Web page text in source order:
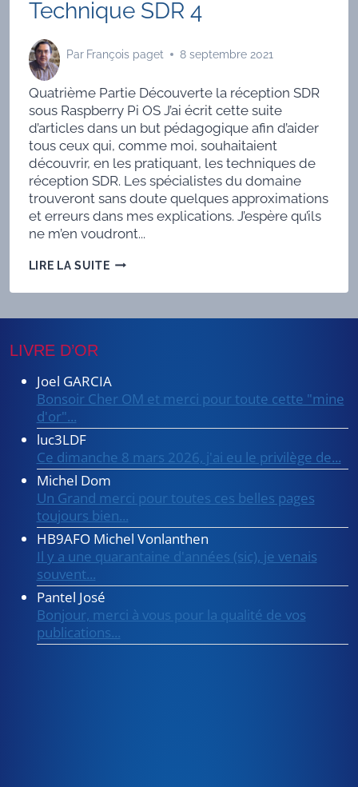
Technique SDR 4
Par François paget 8 septembre 2021
Quatrième Partie Découverte la réception SDR
sous Raspberry Pi OS J’ai écrit cette suite
d’articles dans un but pédagogique afin d’aider
tous ceux qui, comme moi, souhaitaient
découvrir, en les pratiquant, les techniques de
réception SDR. Les spécialistes du domaine
trouveront sans doute quelques approximations
et erreurs dans mes explications. J’espère qu’ils
ne m’en voudront...
LIRE LA SUITETECHNIQUE
4
LIVRE D’OR
Joel GARCIA
Bonsoir Cher OM et merci pour toute cette "mine
d'or"...
luc3LDF
Ce dimanche 8 mars 2026, j'ai eu le privilège de...
Michel Dom
Un Grand merci pour toutes ces belles pages
toujours bien...
HB9AFO Michel Vonlanthen
Il y a une quarantaine d'années (sic), je venais
souvent...
Pantel José
Bonjour, merci à vous pour la qualité de vos
publications...